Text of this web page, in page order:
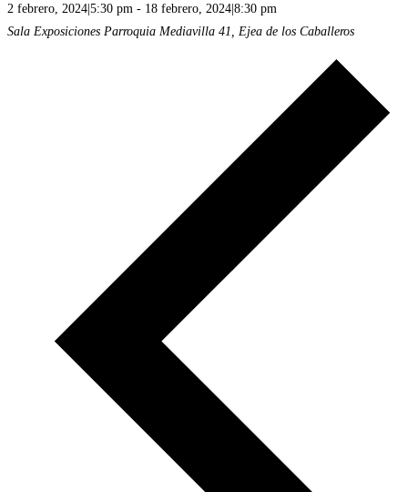
2 febrero, 2024|5:30 pm - 18 febrero, 2024|8:30 pm
Sala Exposiciones Parroquia Mediavilla 41, Ejea de los Caballeros